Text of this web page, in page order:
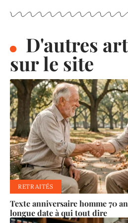
D'autres
sur le site
RETRAITÉS
Texte anniversaire homme 70
longue date à qui tout dire